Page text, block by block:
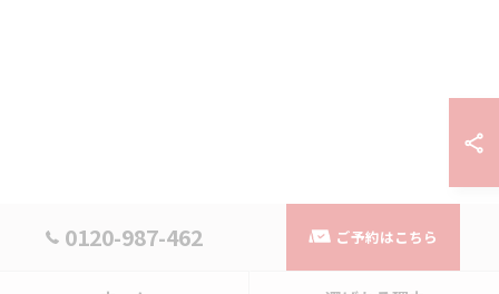
0120-987-462 ご予約はこちら